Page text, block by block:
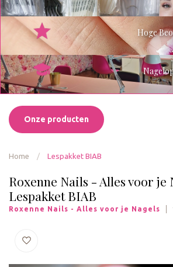
Hoge
Onze producten
Home / Lespakket BIAB
Roxenne Nails - Alles voor je
Lespakket BIAB
Roxenne Nails - Alles voor je Nagels